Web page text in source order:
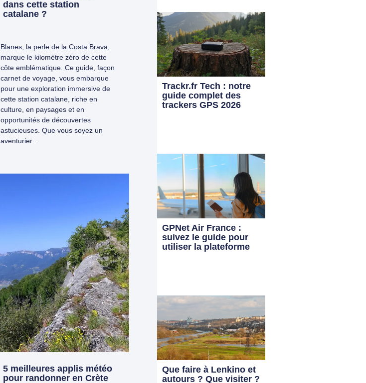
dans cette station
catalane ?
Blanes, la perle de la Costa Brava,
marque le kilomètre zéro de cette
côte emblématique. Ce guide, façon
carnet de voyage, vous embarque
pour une exploration immersive de
cette station catalane, riche en
culture, en paysages et en
opportunités de découvertes
astucieuses. Que vous soyez un
aventurier…
5 meilleures applis météo
pour randonner en Crète
Trackr.fr Tech : notre
guide complet des
trackers GPS 2026
GPNet Air France :
suivez le guide pour
utiliser la plateforme
Que faire à Lenkino et
autours ? Que visiter ?